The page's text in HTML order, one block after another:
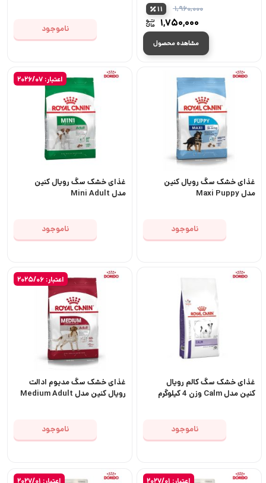
۱,۹۶۰,۰۰۰
قیمت
اصلی:
بود.
۱,۷۵۰,۰۰۰
قیمت
فعلی:
11
مشاهده محصول
ناموجود
غذای خشک سگ رویال کنین
مدل Maxi Puppy
ناموجود
اعتبار: 2026/07
غذای خشک سگ رویال کنین
مدل Mini Adult
ناموجود
غذای خشک سگ کالم رویال
کنین مدل Calm وزن 4 کیلوگرم
ناموجود
اعتبار: 2025/06
غذای خشک سگ مدیوم ادالت
رویال کنین مدل Medium Adult
ناموجود
اعتبار: 2027/01 اعتبار: 2027/01